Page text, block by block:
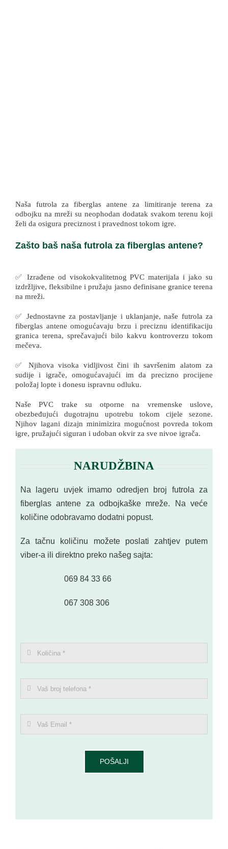
Naša futrola za fiberglas antene za limitiranje terena za
odbojku na mreži su neophodan dodatak svakom terenu koji
želi da osigura preciznost i pravednost tokom igre.
Zašto baš naša futrola za fiberglas antene?
✅ Izrađene od visokokvalitetnog PVC materijala i jako su
izdržljive, fleksibilne i pružaju jasno definisane granice terena
na mreži.
✅ Jednostavne za postavljanje i uklanjanje, naše futrola za
fiberglas antene omogućavaju brzu i preciznu identifikaciju
granica terena, sprečavajući bilo kakvu kontroverzu tokom
mečeva.
✅ Njihova visoka vidljivost čini ih savršenim alatom za
sudije i igrače, omogućavajući im da precizno procijene
položaj lopte i donesu ispravnu odluku.
Naše PVC trake su otporne na vremenske uslove,
obezbeđujući dugotrajnu upotrebu tokom cijele sezone.
Njihov lagani dizajn minimizira mogućnost povreda tokom
igre, pružajući siguran i udoban okvir za sve nivoe igrača.
NARUDŽBINA
Na lageru uvjek imamo odredjen broj futrola za
fiberglas antene za odbojkaške mreže. Na veće
količine odobravamo dodatni popust.
Za tačnu količinu možete poslati zahtjev putem
viber-a ili direktno preko našeg sajta:
069 84 33 66
067 308 306
POŠALJI